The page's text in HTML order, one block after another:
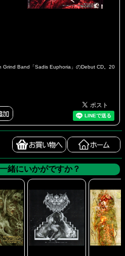
Grind Band「Sadis Euphoria」のDebut CD。20
緒にいかがですか？